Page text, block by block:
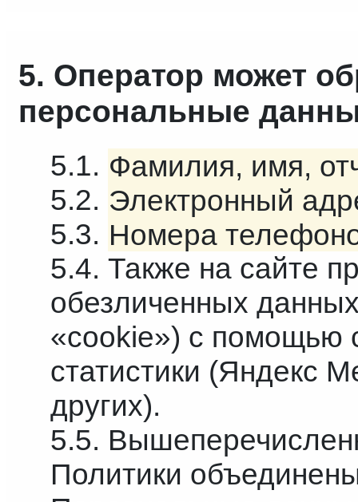
5. Оператор может
персональные
5.1. Фамилия, имя,
5.2. Электронный
5.3. Номера
5.4. Также на сайте
обезличенных
«cookie») с помощью
статистики (Яндекс
других).
5.5.
Политики